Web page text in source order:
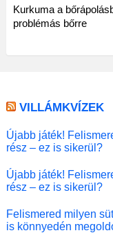
Kurkuma a
problémás bőrre
VILLÁMKVÍZEK
Újabb játék!
rész – ez is sikerül?
Újabb játék!
rész – ez is sikerül?
Felismered milyen
is könnyedén